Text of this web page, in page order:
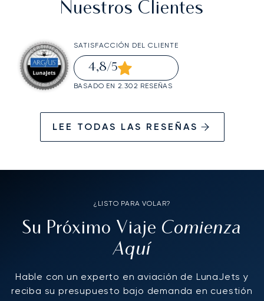
Nuestros Clientes
SATISFACCIÓN DEL CLIENTE
4,8/5
BASADO EN 2.302 RESEÑAS
LEE TODAS LAS RESEÑAS
¿LISTO PARA VOLAR?
Su Próximo Viaje Comienza
Aquí
Hable con un experto en aviación de LunaJets y
reciba su presupuesto bajo demanda en cuestión